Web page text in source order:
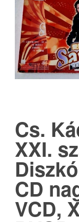
Cs.
XXI.
CD
VCD,